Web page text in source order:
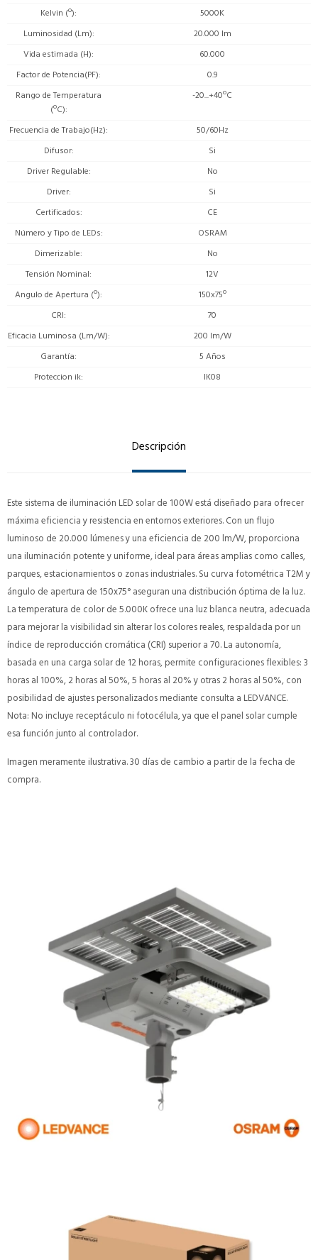
Kelvin (º)
5000K
Luminosidad (Lm)
20.000 lm
Vida estimada (H)
60.000
Factor de Potencia(PF)
0.9
Rango de Temperatura
(ºC)
-20...+40ºC
Frecuencia de Trabajo(Hz)
50/60Hz
Difusor
Si
Driver Regulable
No
Driver
Si
Certificados
CE
Número y Tipo de LEDs
OSRAM
Dimerizable
No
Tensión Nominal
12V
Angulo de Apertura (º)
150x75º
CRI
70
Eficacia Luminosa (Lm/W)
200 lm/W
Garantía
5 Años
Proteccion ik
IK08
Descripción
Este sistema de iluminación LED solar de 100W está diseñado para ofrecer
máxima eficiencia y resistencia en entornos exteriores. Con un flujo
luminoso de 20.000 lúmenes y una eficiencia de 200 lm/W, proporciona
una iluminación potente y uniforme, ideal para áreas amplias como calles,
parques, estacionamientos o zonas industriales. Su curva fotométrica T2M y
ángulo de apertura de 150x75° aseguran una distribución óptima de la luz.
La temperatura de color de 5.000K ofrece una luz blanca neutra, adecuada
para mejorar la visibilidad sin alterar los colores reales, respaldada por un
índice de reproducción cromática (CRI) superior a 70. La autonomía,
basada en una carga solar de 12 horas, permite configuraciones flexibles: 3
horas al 100%, 2 horas al 50%, 5 horas al 20% y otras 2 horas al 50%, con
posibilidad de ajustes personalizados mediante consulta a LEDVANCE.
Nota: No incluye receptáculo ni fotocélula, ya que el panel solar cumple
esa función junto al controlador.
Imagen meramente ilustrativa. 30 días de cambio a partir de la fecha de
compra.